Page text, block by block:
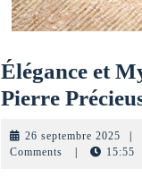
Élégance et
Pierre
26 septembre 2025 26
Comments
15:55